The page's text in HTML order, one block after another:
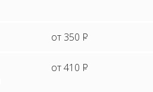
от 350 Р
от 410 Р